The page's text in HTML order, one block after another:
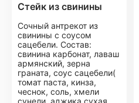
Стейк из свинины
Сочный антрекот из
свинины с соусом
сацебели. Состав:
свинина карбонат, лаваш
армянский, зерна
граната, соус сацебели(
томат паста, кинза,
чеснок, соль, хмели